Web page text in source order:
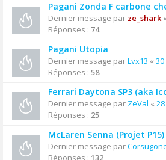
Pagani Zonda F carbone
Dernier message par ze_shark«
Réponses : 74
Pagani Utopia
Dernier message parLvx13 « 30
Réponses : 58
Ferrari Daytona SP3 (aka
Dernier message par ZeVal «
Réponses : 25
McLaren Senna (Projet P15)
Dernier message par
Réponses : 132